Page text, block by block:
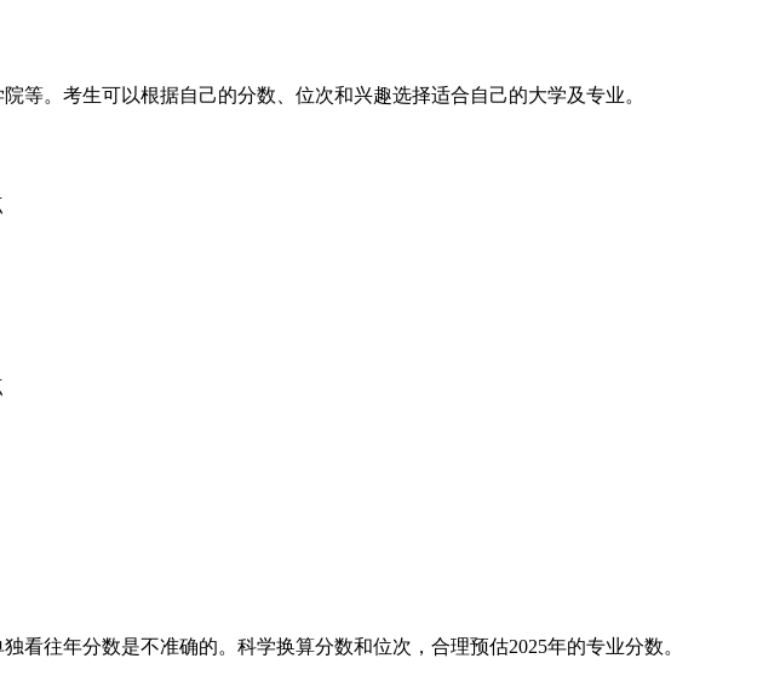
等。考生可以根据自己的分数、位次和兴趣选择适合自己的大学及专业。
往年分数是不准确的。科学换算分数和位次，合理预估2025年的专业分数。